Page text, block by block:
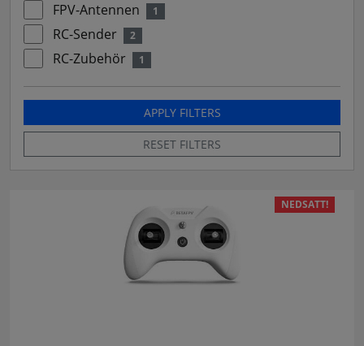
FPV-Antennen 1
RC-Sender 2
RC-Zubehör 1
APPLY FILTERS
RESET FILTERS
NEDSATT!